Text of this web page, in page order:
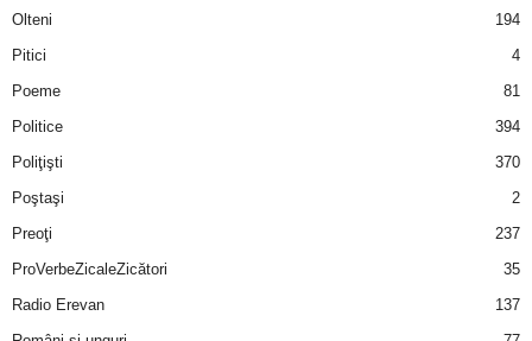
Olteni
194
Pitici
4
Poeme
81
Politice
394
Poliţişti
370
Poştaşi
2
Preoţi
237
ProVerbeZicaleZicători
35
Radio Erevan
137